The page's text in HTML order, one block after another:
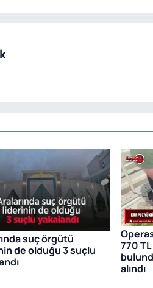
suç örgütü
de olduğu 3 suçlu
770
alındı